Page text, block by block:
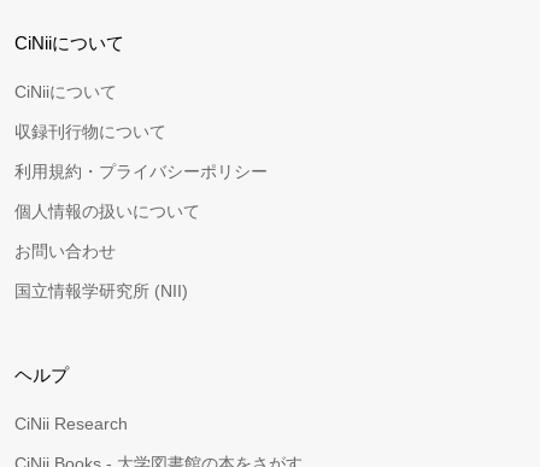
CiNiiについて
CiNiiについて
収録刊行物について
利用規約・プライバシーポリシー
個人情報の扱いについて
お問い合わせ
国立情報学研究所 (NII)
ヘルプ
CiNii Research